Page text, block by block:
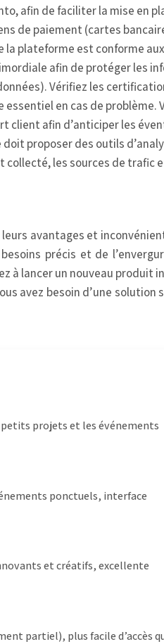
afin de faciliter la mise en
de paiement (cartes
plateforme est conforme
afin de protéger les
Vérifiez les
en cas de
client afin d’anticiper les
proposer des outils
les sources de trafic
avantages et
précis et de
à lancer un nouveau
avez besoin d’une
projets et les événements
ponctuels, interface
et créatifs, excellente
partiel), plus facile d’accès